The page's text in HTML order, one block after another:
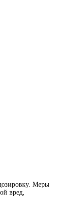
Меры
вред,